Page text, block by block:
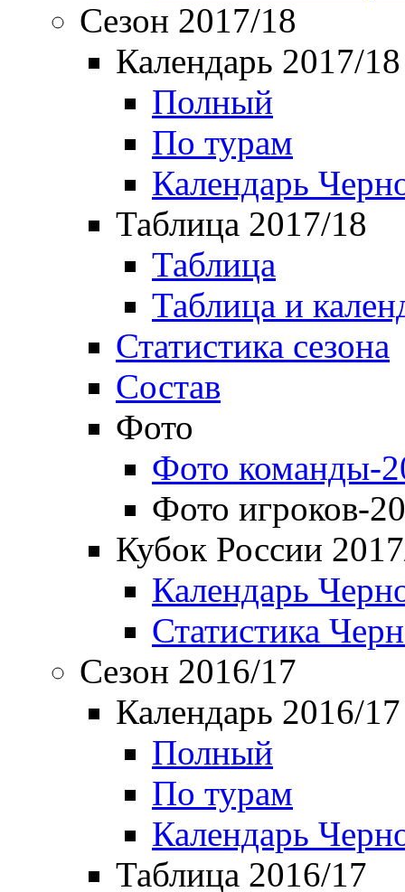
Сезон 2017/18
Календарь 2017/18
Полный
По турам
Календарь
Таблица 2017/18
Таблица
Таблица и
Статистика сезона
Состав
Фото
Фото команды-
Фото игроков-
Кубок России
Календарь
Статистика
Сезон 2016/17
Календарь 2016/17
Полный
По турам
Календарь
Таблица 2016/17